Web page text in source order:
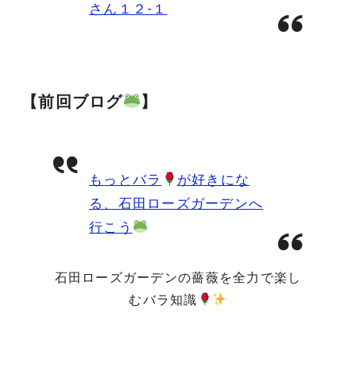
さん１２-１
【前回ブログ 】
もっとバラ
が好きにな
る、石田ローズガーデンへ
行こう
石田ローズガーデンの薔薇を全力で楽し
むバラ知識